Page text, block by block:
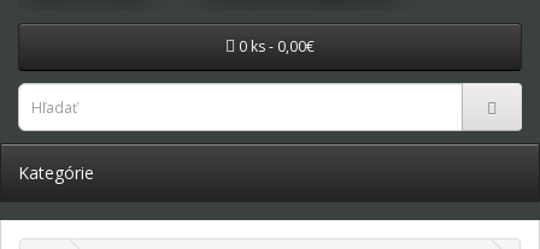
0 ks - 0,00€
Kategórie